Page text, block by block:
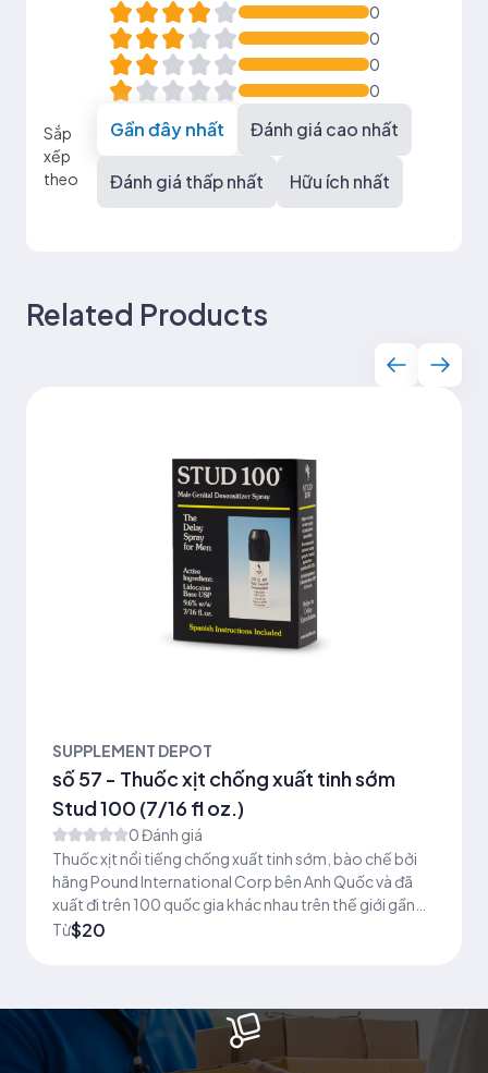
0
0
0
0
Sắp
xếp
theo
Gần đây nhất Đánh giá cao nhất
Đánh giá thấp nhất Hữu ích nhất
Related Products
SUPPLEMENT DEPOT
số 57 - Thuốc xịt chống xuất tinh sớm
Stud 100 (7/16 fl oz.)
0 Đánh giá
Thuốc xịt nổi tiếng chống xuất tinh sớm, bào chế bởi
hãng Pound International Corp bên Anh Quốc và đã
xuất đi trên 100 quốc gia khác nhau trên thế giới gần
50 năm qua
Từ$20